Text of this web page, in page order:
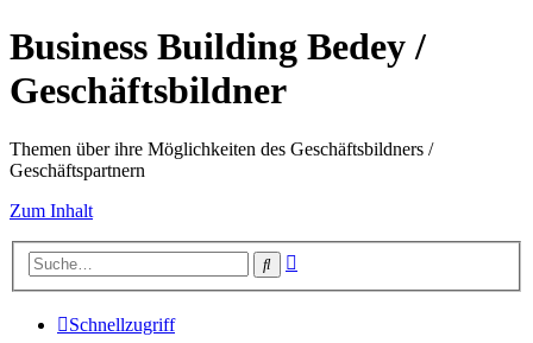
Business Building Bedey /
Geschäftsbildner
Themen über ihre Möglichkeiten des Geschäftsbildners /
Geschäftspartnern
Zum Inhalt
Suche
Schnellzugriff